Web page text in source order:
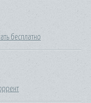
бесплатно